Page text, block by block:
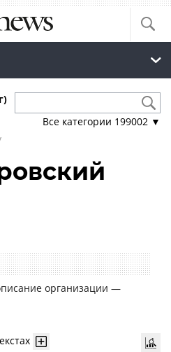
Все категории 199002 ▼
организации —